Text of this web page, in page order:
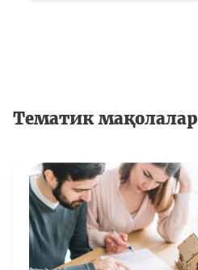
Тематик мақолалар